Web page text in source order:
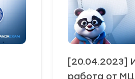
[20.04.2023]
работа от